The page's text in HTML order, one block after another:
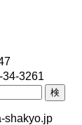
34-3261
検
shakyo.jp